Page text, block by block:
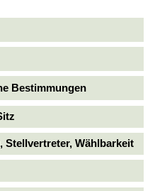
Bestimmungen
Stellvertreter, Wählbarkeit